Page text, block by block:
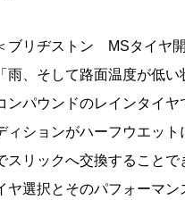
ブリヂストン MSタイヤ
「雨、そして路面温度が低
ンパウンドのレインタイ
ィションがハーフウエッ
スリックへ交換すること
ヤ選択とそのパフォーマン